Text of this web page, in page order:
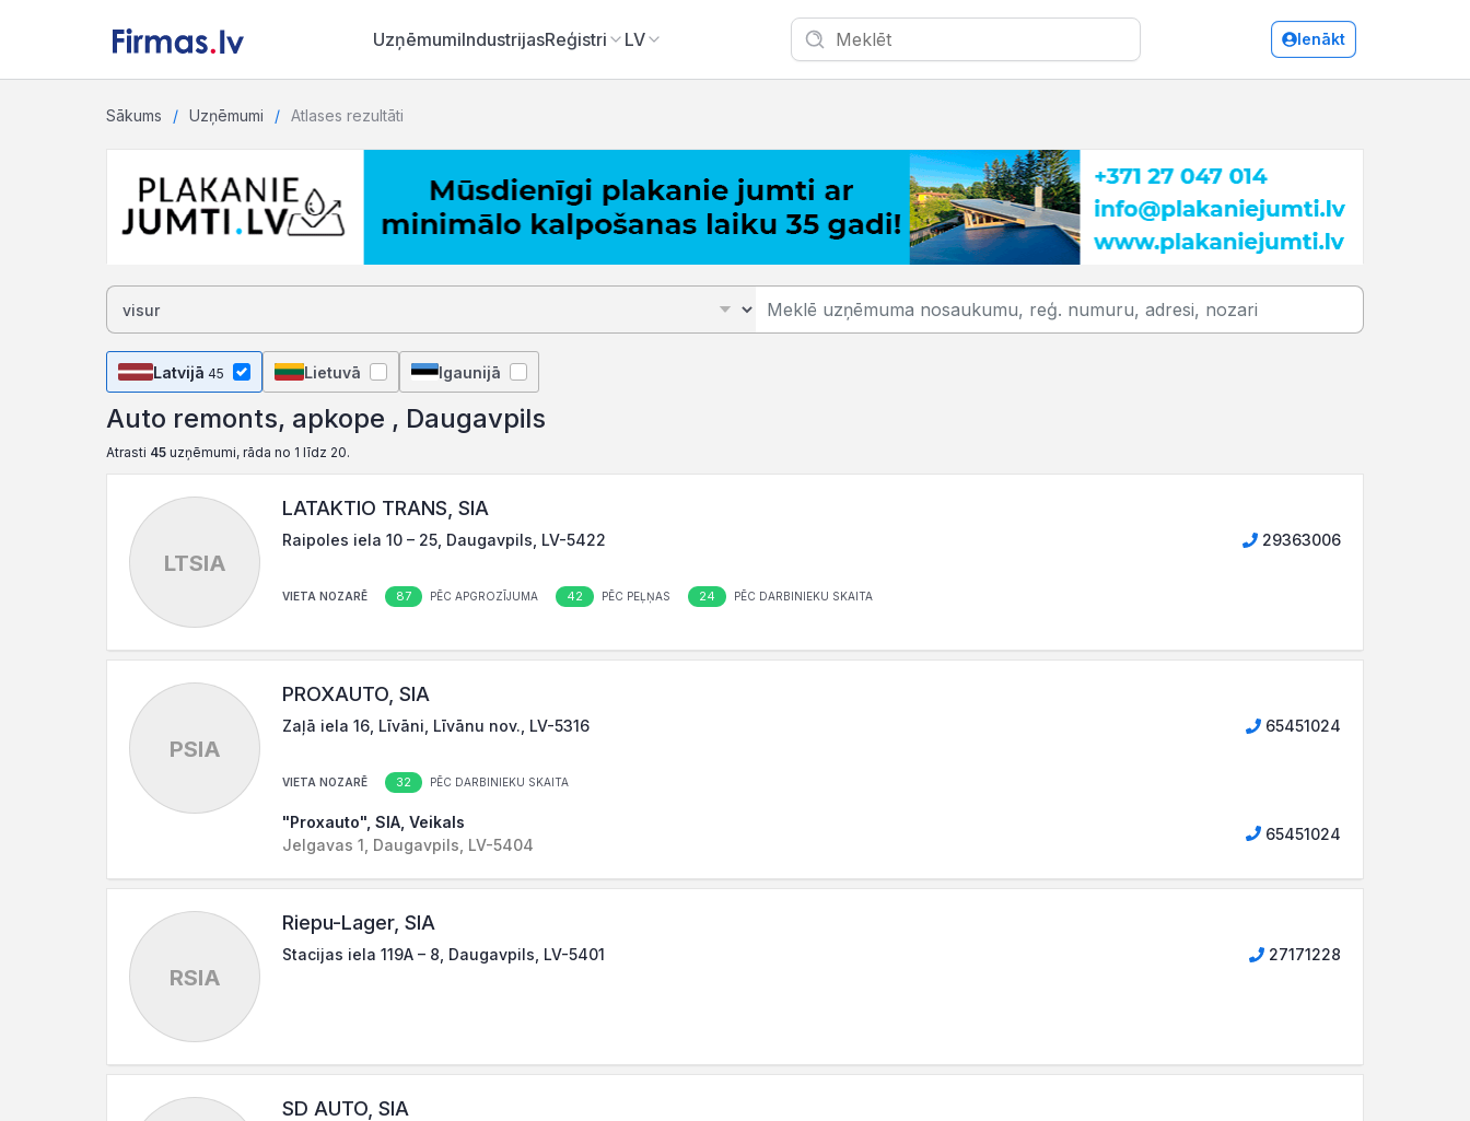
UzņēmumiIndustrijasReģistri LV Ienākt
Sākums Uzņēmumi Atlases rezultāti
Daugavpils/Auto remonts, apkope
Latvijā 45 Lietuvā Igaunijā
Auto remonts, apkope , Daugavpils
Atrasti 45 uzņēmumi, rāda no 1 līdz 20.
LTSIA
LATAKTIO TRANS, SIA
Raipoles iela 10 – 25, Daugavpils, LV-5422 29363006
VIETA NOZARĒ 87 PĒC APGROZĪJUMA 42 PĒC PEĻŅAS 24 PĒC DARBINIEKU SKAITA
PSIA
PROXAUTO, SIA
Zaļā iela 16, Līvāni, Līvānu nov., LV-5316 65451024
VIETA NOZARĒ 32 PĒC DARBINIEKU SKAITA
"Proxauto", SIA, Veikals
Jelgavas 1, Daugavpils, LV-5404
65451024
RSIA
Riepu-Lager, SIA
Stacijas iela 119A – 8, Daugavpils, LV-5401 27171228
SD AUTO, SIA